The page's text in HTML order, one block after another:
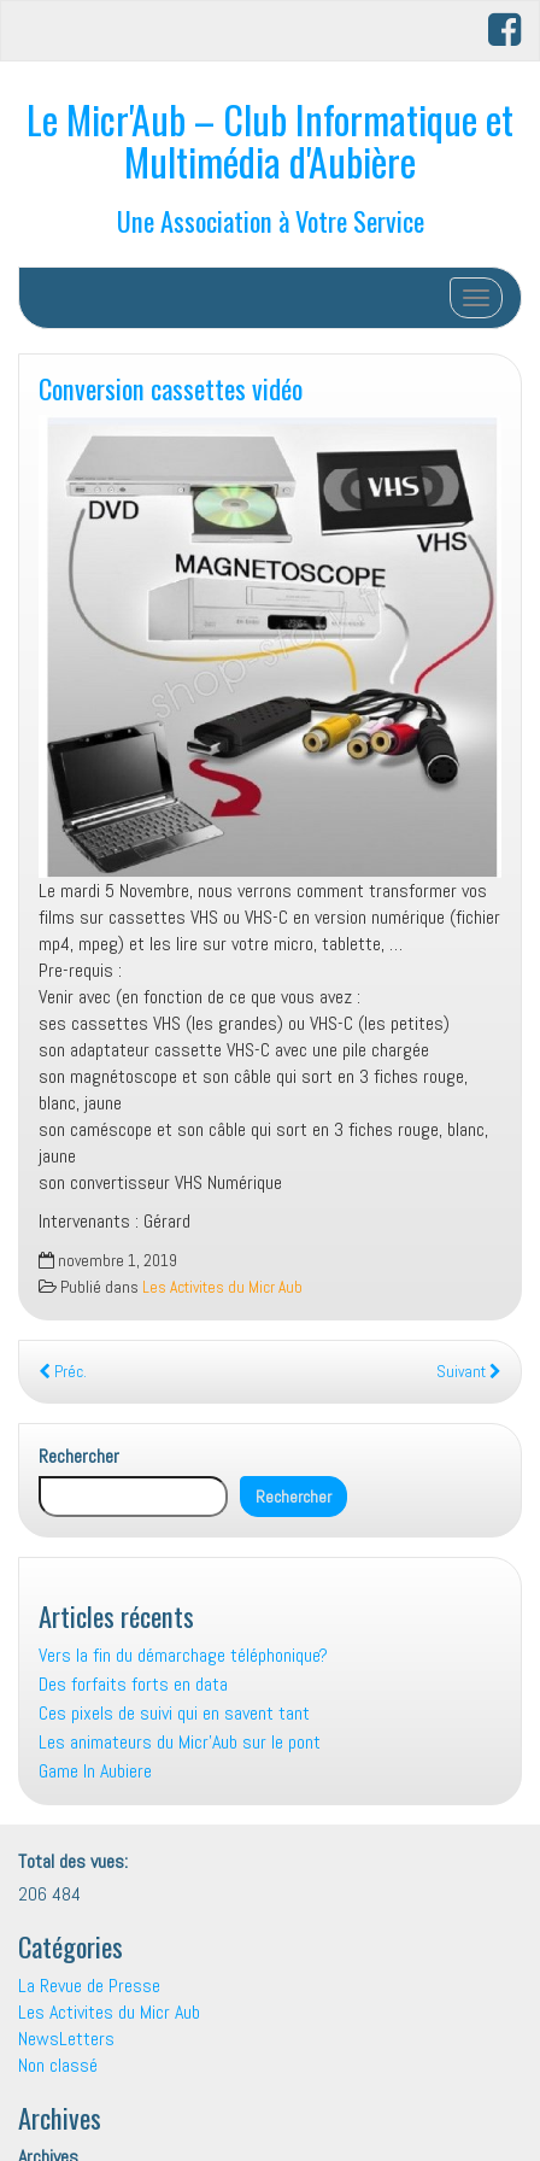
Le Micr'Aub – Club Informatique et
Multimédia d'Aubière
Une Association à Votre Service
Afficher/
Conversion cassettes vidéo
Le mardi 5 Novembre, nous verrons comment transformer vos
films sur cassettes VHS ou VHS-C en version numérique (fichier
mp4, mpeg) et les lire sur votre micro, tablette, …
Pre-requis :
Venir avec (en fonction de ce que vous avez :
ses cassettes VHS (les grandes) ou VHS-C (les petites)
son adaptateur cassette VHS-C avec une pile chargée
son magnétoscope et son câble qui sort en 3 fiches rouge,
blanc, jaune
son caméscope et son câble qui sort en 3 fiches rouge, blanc,
jaune
son convertisseur VHS Numérique
Intervenants : Gérard
novembre 1, 2019
Publié dans Les Activites du Micr Aub
Préc. Suivant
Rechercher
Rechercher
Articles récents
Vers la fin du démarchage téléphonique?
Des forfaits forts en data
Ces pixels de suivi qui en savent tant
Les animateurs du Micr’Aub sur le pont
Game In Aubiere
Total des vues:
206 484
Catégories
La Revue de Presse
Les Activites du Micr Aub
NewsLetters
Non classé
Archives